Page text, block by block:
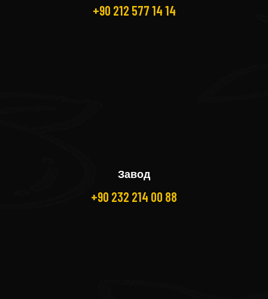
+90 212 577 14 14
Завод
+90 232 214 00 88